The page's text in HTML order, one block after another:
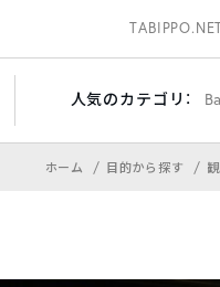
人気のカテゴリ：
ホーム 目的から探す